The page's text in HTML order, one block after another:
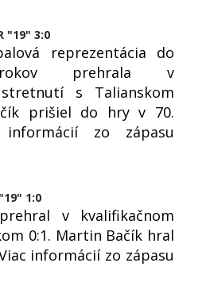
"19" 3:0
reprezentácia do
prehrala v
s Talianskom
prišiel do hry v 70.
zo zápasu
1:0
v kvalifikačnom
0:1. Martin Bačík hral
informácií zo zápasu